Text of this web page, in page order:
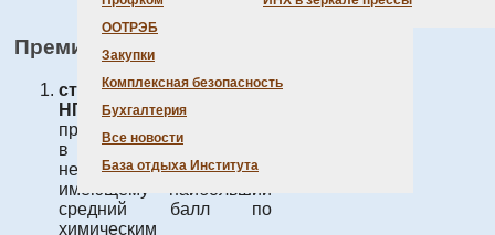
ООТРЭБ
Закупки
Комплексная безопасность
Бухгалтерия
Все новости
База отдыха Института
Премия
студенту 4 курса ФЕН
НГУ
, выполняющему
преддипломную практику
в Институте на кафедре
неорганической химии,
имеющему наибольший
средний балл по
химическим